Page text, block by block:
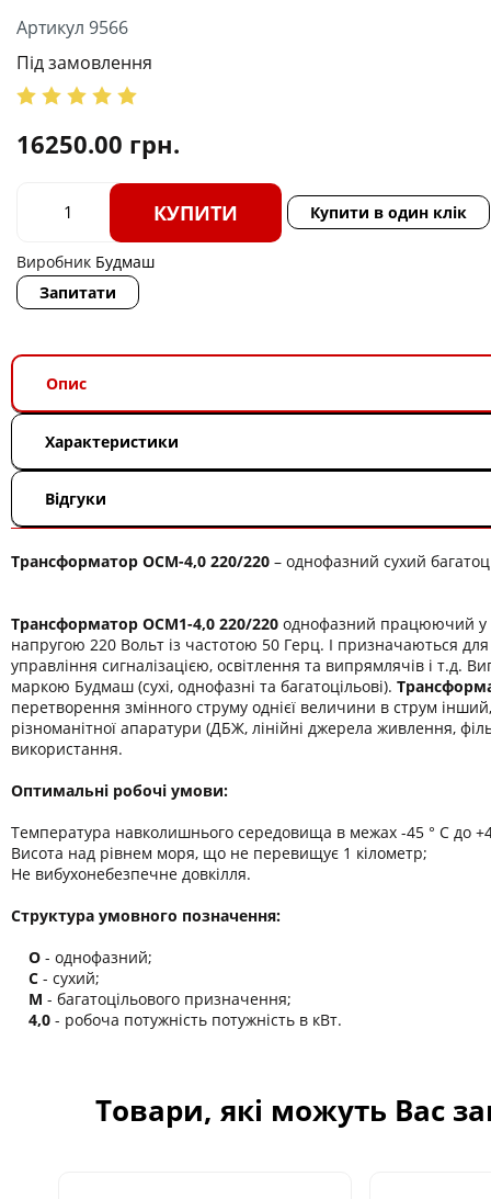
Артикул 9566
Під замовлення
16250.00 грн.
КУПИТИ Купити в один клік
Виробник Будмаш
Запитати
Опис
Характеристики
Відгуки
Трансформатор ОСМ-4,0 220/220 – однофазний сухий
Трансформатор ОСМ1-4,0 220/220 однофазний працюючий у
напругою 220 Вольт із частотою 50 Герц. І призначаються
управління сигналізацією, освітлення та випрямлячів і т.д.
маркою Будмаш (сухі, однофазні та багатоцільові).
перетворення змінного струму однієї величини в струм
різноманітної апаратури (ДБЖ, лінійні джерела живлення,
використання.
Оптимальні робочі умови:
Температура навколишнього середовища в межах -45 ° C до
Висота над рівнем моря, що не перевищує 1 кілометр;
Не вибухонебезпечне довкілля.
Структура умовного позначення:
О - однофазний;
С - сухий;
М - багатоцільового призначення;
4,0 - робоча потужність потужність в кВт.
Товари, які можуть Вас